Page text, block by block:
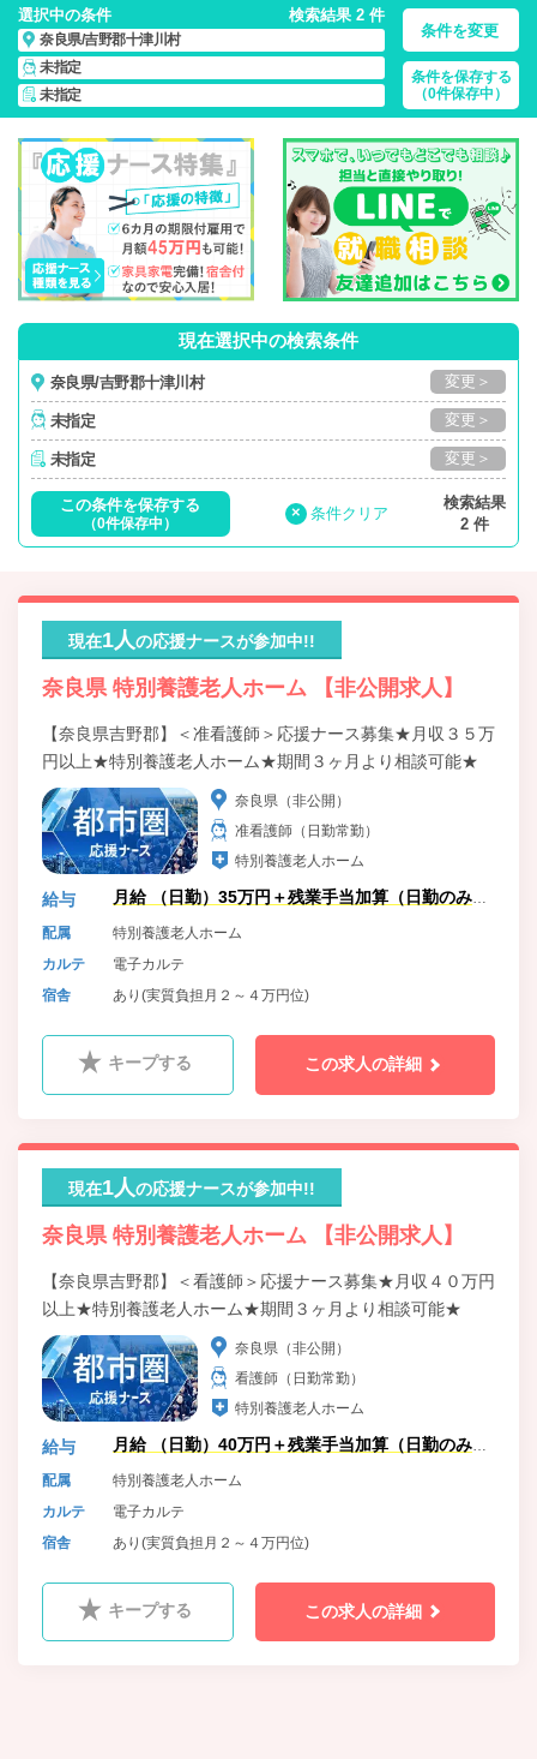
選択中の条件 検索結果 2 件
奈良県/吉野郡十津川村
未指定
未指定
条件を変更
条件を保存する
（0件保存中）
奈良県/吉野郡十津川村/正社員・パート・応援ナース・派遣の
看護師求人・派遣・転職・募集一覧
現在選択中の検索条件
奈良県/吉野郡十津川村 変更＞
未指定 変更＞
未指定 変更＞
この条件を保存する
（0件保存中）
× 条件クリア
検索結果
2 件
現在1人の応援ナースが参加中!!
奈良県 特別養護老人ホーム 【非公開求人】
【奈良県吉野郡】＜准看護師＞応援ナース募集★月収３５万
円以上★特別養護老人ホーム★期間３ヶ月より相談可能★
奈良県（非公開）
准看護師（日勤常勤）
特別養護老人ホーム
給与
月給 （日勤）35万円＋残業手当加算（日勤のみの
ため）
配属
特別養護老人ホーム
カルテ
電子カルテ
宿舎
あり(実質負担月２～４万円位)
キープする この求人の詳細
現在1人の応援ナースが参加中!!
奈良県 特別養護老人ホーム 【非公開求人】
【奈良県吉野郡】＜看護師＞応援ナース募集★月収４０万円
以上★特別養護老人ホーム★期間３ヶ月より相談可能★
奈良県（非公開）
看護師（日勤常勤）
特別養護老人ホーム
給与
月給 （日勤）40万円＋残業手当加算（日勤のみの
ため）
配属
特別養護老人ホーム
カルテ
電子カルテ
宿舎
あり(実質負担月２～４万円位)
キープする この求人の詳細